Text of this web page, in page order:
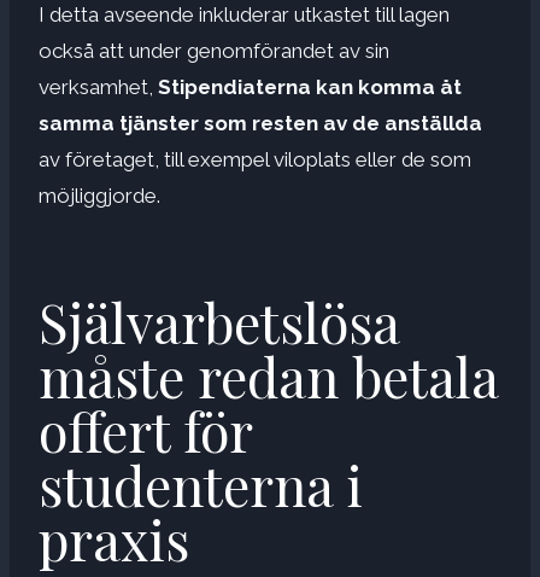
I detta avseende inkluderar utkastet till lagen
också att under genomförandet av sin
verksamhet, Stipendiaterna kan komma åt
samma tjänster som resten av de anställda
av företaget, till exempel viloplats eller de som
möjliggjorde.
Självarbetslösa
måste redan betala
offert för
studenterna i
praxis